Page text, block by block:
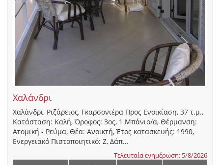
Χαλάνδρι
Χαλάνδρι, Ριζάρειος, Γκαρσονιέρα Προς Ενοικίαση, 37 τ.μ.,
Κατάσταση: Καλή, Όροφος: 3ος, 1 Μπάνιο/α, Θέρμανση:
Ατομική - Ρεύμα, Θέα: Ανοικτή, Έτος κατασκευής: 1990,
Ενεργειακό Πιστοποιητικό: Ζ, Δάπ...
Τελευταία ενημέρωση: 5/8/2026